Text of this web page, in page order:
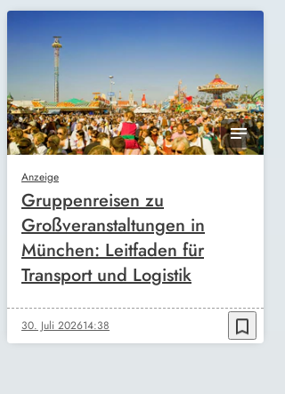
Anzeige
Gruppenreisen zu
Großveranstaltungen in
München: Leitfaden für
Transport und Logistik
30. Juli 202614:38 bookmark_border